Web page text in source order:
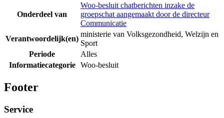
Onderdeel van
Woo-besluit chatberichten inzake de
groepschat aangemaakt door de directeur
Communicatie
Verantwoordelijk(en)
ministerie van Volksgezondheid, Welzijn en
Sport
Periode
Alles
Informatiecategorie
Woo-besluit
Footer
Service